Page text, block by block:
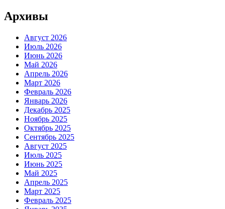
Архивы
Август 2026
Июль 2026
Июнь 2026
Май 2026
Апрель 2026
Март 2026
Февраль 2026
Январь 2026
Декабрь 2025
Ноябрь 2025
Октябрь 2025
Сентябрь 2025
Август 2025
Июль 2025
Июнь 2025
Май 2025
Апрель 2025
Март 2025
Февраль 2025